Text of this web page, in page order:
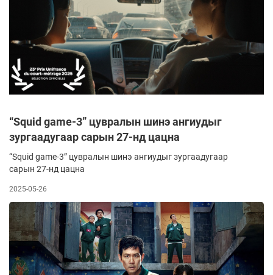
“Squid game-3” цувралын шинэ ангиудыг
зургаадугаар сарын 27-нд цацна
“Squid game-3” цувралын шинэ ангиудыг зургаадугаар
сарын 27-нд цацна
2025-05-26